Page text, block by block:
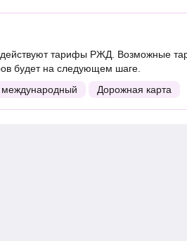
тарифы РЖД. Возможные
будет на следующем шаге.
Дорожная карта